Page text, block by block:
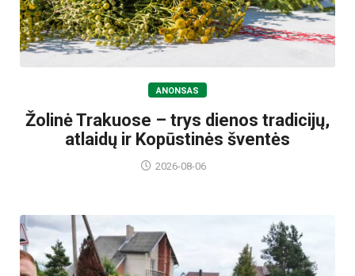
ANONSAS
Žolinė Trakuose – trys dienos tradicijų,
atlaidų ir Kopūstinės šventės
2026-08-06